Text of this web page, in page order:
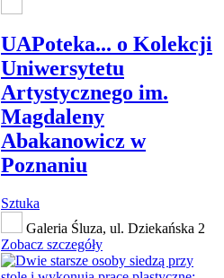
UAPoteka... o Kolekcji
Uniwersytetu
Artystycznego im.
Magdaleny
Abakanowicz w
Poznaniu
Sztuka
Galeria Śluza, ul. Dziekańska 2
Zobacz szczegóły